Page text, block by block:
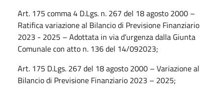
Art. 175 comma 4 D.Lgs. n. 267 del 18 agosto 2000 –
Ratifica variazione al Bilancio di Previsione Finanziario
2023 - 2025 – Adottata in via d’urgenza dalla Giunta
Comunale con atto n. 136 del 14/092023;
Art. 175 D.Lgs. 267 del 18 agosto 2000 – Variazione al
Bilancio di Previsione Finanziario 2023 – 2025;